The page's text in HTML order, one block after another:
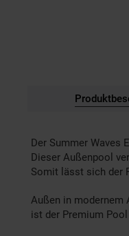
Der Summer Waves
Dieser Außenpool
Somit lässt sich der
Außen in modernem
ist der Premium